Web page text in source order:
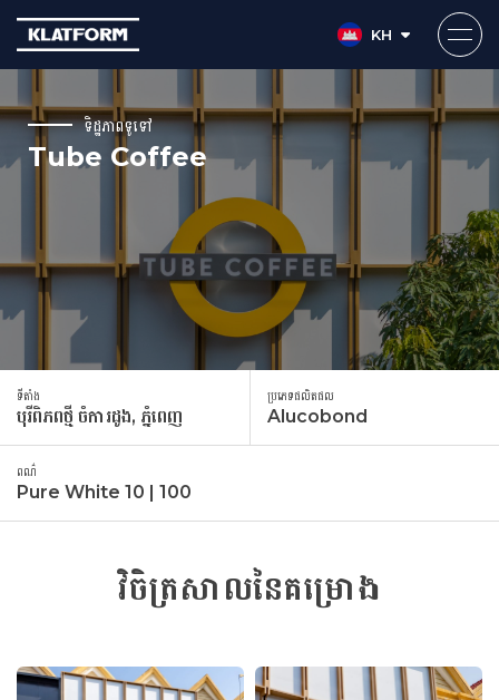
to
content
KH
ទិដ្ឋភាពទូទៅ
Tube Coffee
ទីតាំង
បុរីពិភពថ្មី​ ចំការដូង, ភ្នំពេញ
ប្រភេទផលិតផល
Alucobond
ពណ៌
Pure White 10 | 100
វិចិត្រសាលនៃគម្រោង